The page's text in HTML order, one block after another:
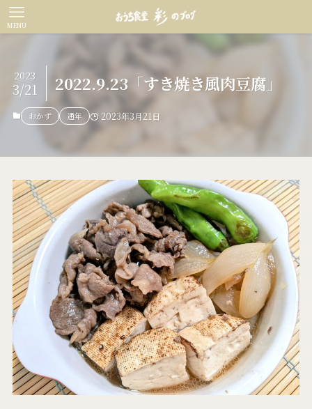
MENU
2022.9.23「すき焼き風肉豆腐」
2023
3/21
おかず 通年 2023年3月21日